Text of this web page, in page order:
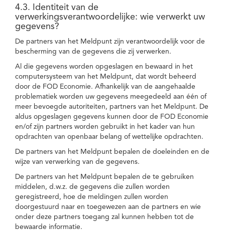
4.3. Identiteit van de
verwerkingsverantwoordelijke: wie verwerkt uw
gegevens?
De partners van het Meldpunt zijn verantwoordelijk voor de
bescherming van de gegevens die zij verwerken.
Al die gegevens worden opgeslagen en bewaard in het
computersysteem van het Meldpunt, dat wordt beheerd
door de FOD Economie. Afhankelijk van de aangehaalde
problematiek worden uw gegevens meegedeeld aan één of
meer bevoegde autoriteiten, partners van het Meldpunt. De
aldus opgeslagen gegevens kunnen door de FOD Economie
en/of zijn partners worden gebruikt in het kader van hun
opdrachten van openbaar belang of wettelijke opdrachten.
De partners van het Meldpunt bepalen de doeleinden en de
wijze van verwerking van de gegevens.
De partners van het Meldpunt bepalen de te gebruiken
middelen, d.w.z. de gegevens die zullen worden
geregistreerd, hoe de meldingen zullen worden
doorgestuurd naar en toegewezen aan de partners en wie
onder deze partners toegang zal kunnen hebben tot de
bewaarde informatie.